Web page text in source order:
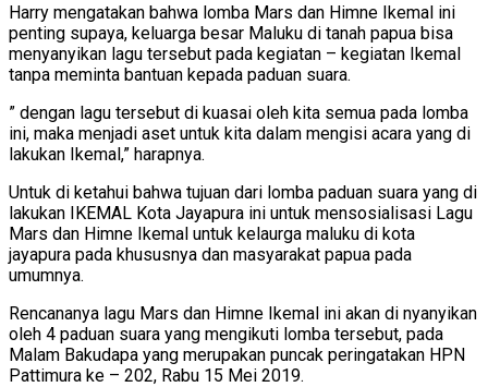
Harry mengatakan bahwa lomba Mars dan Himne Ikemal ini
penting supaya, keluarga besar Maluku di tanah papua bisa
menyanyikan lagu tersebut pada kegiatan – kegiatan Ikemal
tanpa meminta bantuan kepada paduan suara.
” dengan lagu tersebut di kuasai oleh kita semua pada lomba
ini, maka menjadi aset untuk kita dalam mengisi acara yang di
lakukan Ikemal,” harapnya.
Untuk di ketahui bahwa tujuan dari lomba paduan suara yang di
lakukan IKEMAL Kota Jayapura ini untuk mensosialisasi Lagu
Mars dan Himne Ikemal untuk kelaurga maluku di kota
jayapura pada khususnya dan masyarakat papua pada
umumnya.
Rencananya lagu Mars dan Himne Ikemal ini akan di nyanyikan
oleh 4 paduan suara yang mengikuti lomba tersebut, pada
Malam Bakudapa yang merupakan puncak peringatakan HPN
Pattimura ke – 202, Rabu 15 Mei 2019.